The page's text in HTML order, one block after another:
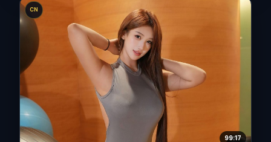
CN
99:17